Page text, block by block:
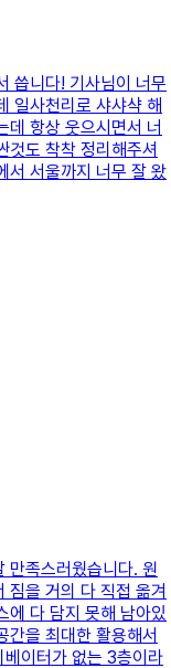
씁니다! 기사님이 너무
일사천리로 샤샤샥 해
데 항상 웃으시면서 너
것도 착착 정리해주셔
서 서울까지 너무 잘 왔
만족스러웠습니다. 원
짐을 거의 다 직접 옮겨
에 다 담지 못해 남아있
간을 최대한 활용해서
이터가 없는 3층이라